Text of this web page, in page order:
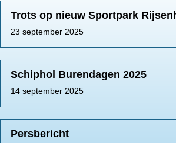
Trots op nieuw Sportpark
23 september 2025
Schiphol Burendagen 2025
14 september 2025
Persbericht